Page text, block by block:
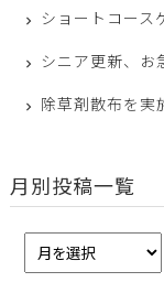
ショートコース
シニア更新、お
除草剤散布を実
月別投稿一覧